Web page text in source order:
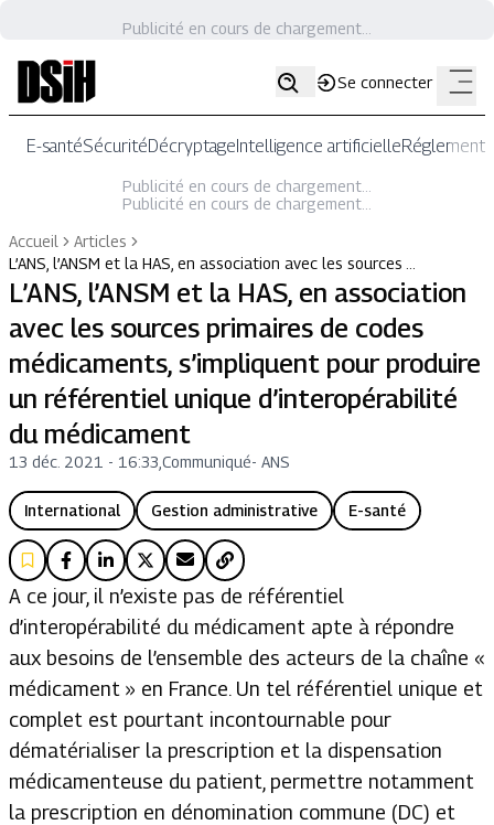
Publicité en cours de chargement...
Se connecter
E-santéSécuritéDécryptageIntelligence artificielle
Publicité en cours de chargement...
Publicité en cours de chargement...
Accueil
Articles
L’ANS, l’ANSM et la HAS, en association avec les sources …
L’ANS, l’ANSM et la HAS, en association
avec les sources primaires de codes
médicaments, s’impliquent pour produire
un référentiel unique d’interopérabilité
du médicament
13 déc. 2021 - 16:33 Communiqué- ANS
International Gestion administrative E-santé
A ce jour, il n’existe pas de référentiel
d’interopérabilité du médicament apte à répondre
aux besoins de l’ensemble des acteurs de la chaîne «
médicament » en France. Un tel référentiel unique et
complet est pourtant incontournable pour
dématérialiser la prescription et la dispensation
médicamenteuse du patient, permettre notamment
la prescription en dénomination commune (DC) et